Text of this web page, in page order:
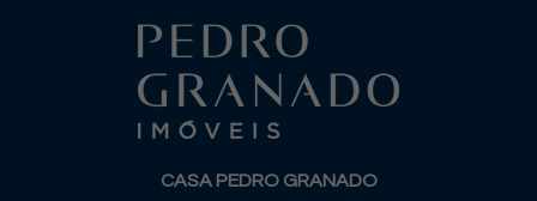
CASA PEDRO GRANADO